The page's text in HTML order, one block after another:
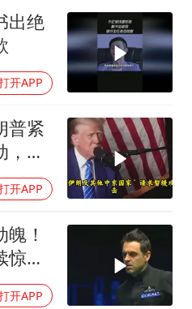
萧敬腾：不忍心让妻子承受生育的苦
新局 实干挑大梁
出绝
开APP
普紧
，他
开APP
！
惊险
开APP